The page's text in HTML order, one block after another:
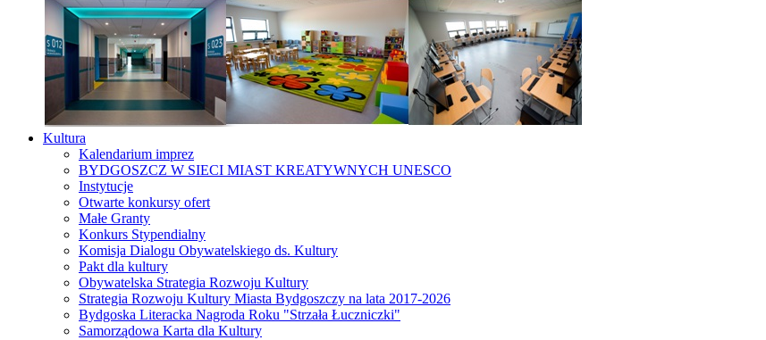
Kultura
Kalendarium imprez
BYDGOSZCZ W SIECI MIAST KREATYWNYCH UNESCO
Instytucje
Otwarte konkursy ofert
Małe Granty
Konkurs Stypendialny
Komisja Dialogu Obywatelskiego ds. Kultury
Pakt dla kultury
Obywatelska Strategia Rozwoju Kultury
Strategia Rozwoju Kultury Miasta Bydgoszczy na lata 2017-2026
Bydgoska Literacka Nagroda Roku "Strzała Łuczniczki"
Samorządowa Karta dla Kultury